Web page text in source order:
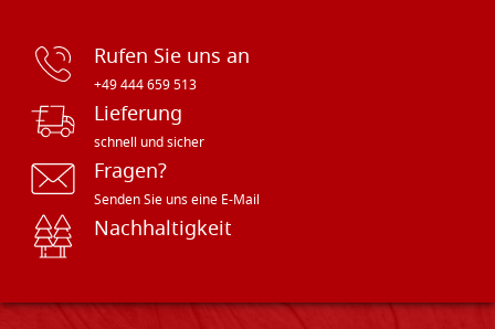
Rufen Sie uns an
+49 444 659 513
Lieferung
schnell und sicher
Fragen?
Senden Sie uns eine E-Mail
Nachhaltigkeit